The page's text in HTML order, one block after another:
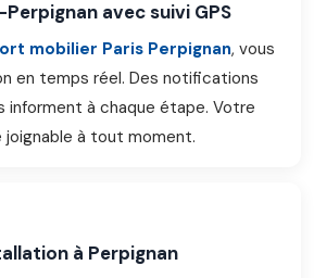
avec suivi GPS
mobilier Paris Perpignan, vous
en temps réel. Des notifications
informent à chaque étape. Votre
à tout moment.
à Perpignan